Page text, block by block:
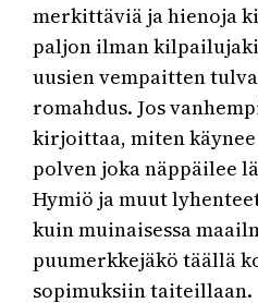
merkittäviä ja hienoja
paljon ilman
uusien vempaitten
romahdus. Jos
kirjoittaa, miten
polven joka näppäilee
Hymiö ja muut
kuin muinaisessa
puumerkkejäkö täällä
sopimuksiin taiteillaan.